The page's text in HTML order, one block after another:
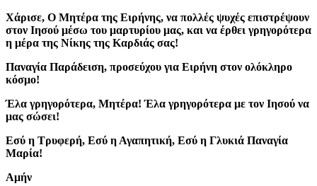
Χάρισε, Ο Μητέρα της Ειρήνης, να πολλές ψυχές επιστρέψουν
στον Ιησού μέσω του μαρτυρίου μας, και να έρθει γρηγορότερα
η μέρα της Νίκης της Καρδιάς σας!
Παναγία Παράδειση, προσεύχου για Ειρήνη στον ολόκληρο
κόσμο!
Έλα γρηγορότερα, Μητέρα! Έλα γρηγορότερα με τον Ιησού να
μας σώσει!
Εσύ η Τρυφερή, Εσύ η Αγαπητική, Εσύ η Γλυκιά Παναγία
Μαρία!
Aμήν